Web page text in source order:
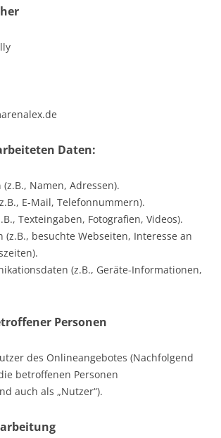
Daten:
Namen, Adressen).
E-Mail, Telefonnummern).
Texteingaben, Fotografien, Videos).
(z.B., besuchte Webseiten, Interesse an
(z.B., Geräte-Informationen,
Personen
des Onlineangebotes (Nachfolgend
betroffenen Personen
auch als „Nutzer“).